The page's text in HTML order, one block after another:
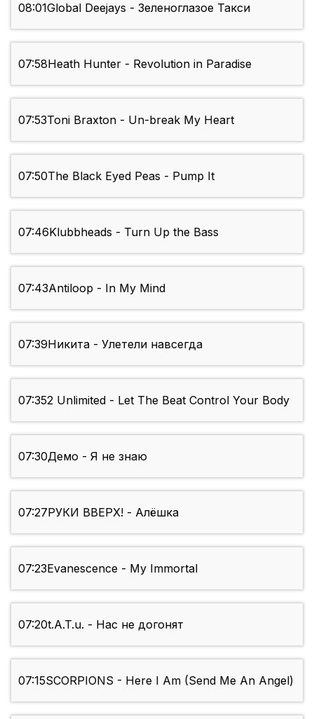
08:01Global Deejays - Зеленоглазое Такси
07:58Heath Hunter - Revolution in Paradise
07:53Toni Braxton - Un-break My Heart
07:50The Black Eyed Peas - Pump It
07:46Klubbheads - Turn Up the Bass
07:43Antiloop - In My Mind
07:39Никита - Улетели навсегда
07:352 Unlimited - Let The Beat Control Your Body
07:30Демо - Я не знаю
07:27РУКИ ВВЕРХ! - Алёшка
07:23Evanescence - My Immortal
07:20t.A.T.u. - Нас не догонят
07:15SCORPIONS - Here I Am (Send Me An Angel)